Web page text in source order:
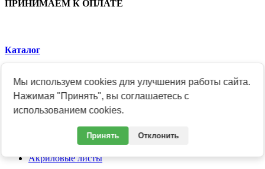
ПРИНИМАЕМ К ОПЛАТЕ
Каталог
Продукция к юбилеям
Подарки и сувениры
Ведомственные награды
Общественные награды
Академические знаки и медали
Розничный магазин медалей и знаков
Акриловые листы
Мы используем cookies для улучшения работы сайта.
Нажимая "Принять", вы соглашаетесь с
использованием cookies.
Принять Отклонить